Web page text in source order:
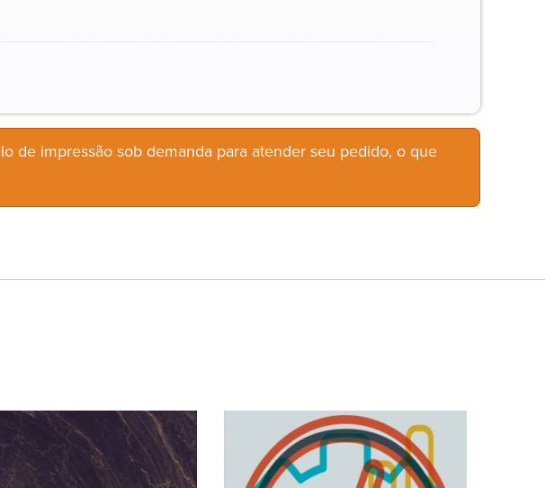
de impressão sob demanda para atender seu pedido, o que